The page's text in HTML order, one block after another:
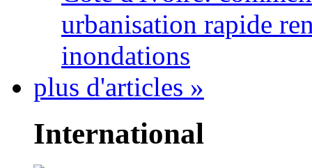
urbanisation rapide
inondations
plus d'articles »
International